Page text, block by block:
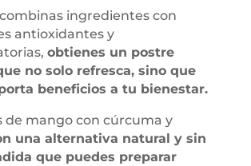
ingredientes con
antioxidantes y
obtienes un postre
no solo refresca, sino que
beneficios a tu bienestar.
de mango con cúrcuma y
una alternativa natural y sin
que puedes preparar